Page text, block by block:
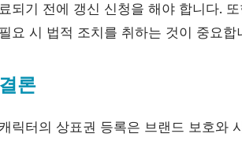
료되기 전에 갱신 신청을 해야 합니다.
필요 시 법적 조치를 취하는 것이 중요합
결론
캐릭터의 상표권 등록은 브랜드 보호와